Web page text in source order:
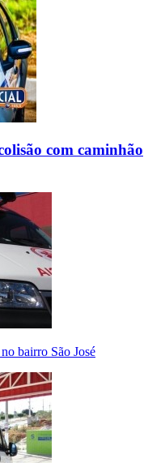
com caminhão
bairro São José